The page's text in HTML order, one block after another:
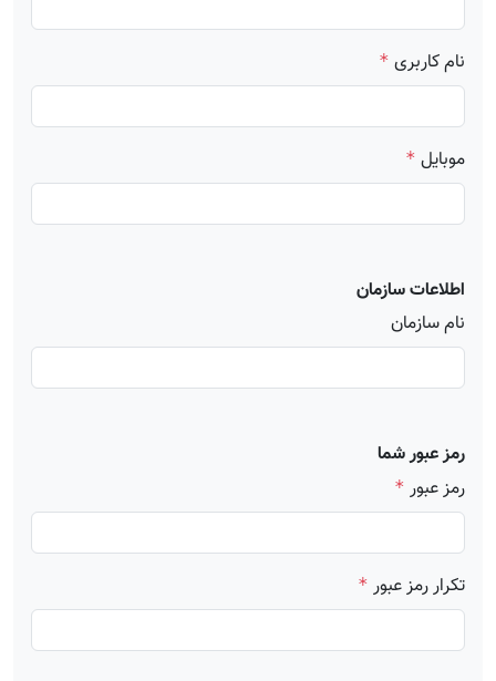
نام کاربری *
موبایل *
اطلاعات سازمان
نام سازمان
رمز عبور شما
رمز عبور *
تکرار رمز عبور *